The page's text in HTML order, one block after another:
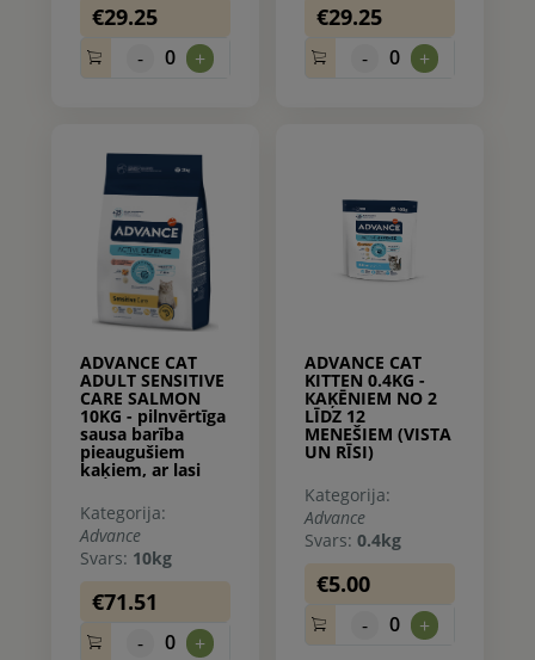
€29.25
- 0 +
€29.25
- 0 +
ADVANCE CAT
ADULT SENSITIVE
CARE SALMON
10KG - pilnvērtīga
sausa barība
pieaugušiem
kaķiem, ar lasi
Kategorija:
Advance
Svars: 10kg
€71.51
- 0 +
ADVANCE CAT
KITTEN 0.4KG -
КAĶĒNIEM NO 2
LĪDZ 12
MENEŠIEM (VISTA
UN RĪSI)
Kategorija:
Advance
Svars: 0.4kg
€5.00
- 0 +